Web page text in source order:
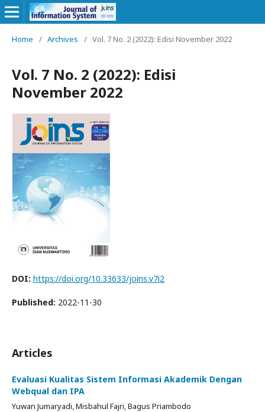
Home / Archives / Vol. 7 No. 2 (2022): Edisi November 2022
Vol. 7 No. 2 (2022): Edisi
November 2022
DOI: https://doi.org/10.33633/joins.v7i2
Published: 2022-11-30
Articles
Evaluasi Kualitas Sistem Informasi Akademik Dengan
Webqual dan IPA
Yuwan Jumaryadi, Misbahul Fajri, Bagus Priambodo